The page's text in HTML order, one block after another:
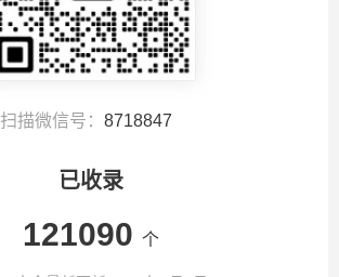
扫描微信号： 8718847
已收录
121090 个